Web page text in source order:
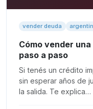
vender deuda
Cómo vender
paso a paso
Si tenés un crédito
sin esperar años de
la salida. Te explica…